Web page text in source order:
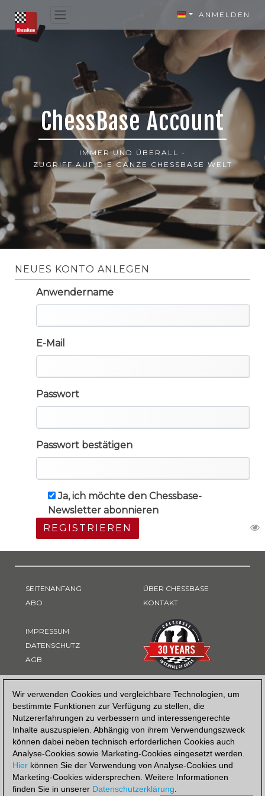
Wir verwenden Cookies und vergleichbare Technologien, um
bestimmte Funktionen zur Verfügung zu stellen, die
Nutzererfahrungen zu verbessern und interessengerechte
Inhalte auszuspielen. Abhängig von ihrem Verwendungszweck
können dabei neben technisch erforderlichen Cookies auch
Analyse-Cookies sowie Marketing-Cookies eingesetzt werden.
Hier können Sie der Verwendung von Analyse-Cookies und
Marketing-Cookies widersprechen. Weitere Informationen
finden Sie in unserer Datenschutzerklärung.
ANMELDEN
ChessBase Account
IMMER UND ÜBERALL -
ZUGRIFF AUF DIE GANZE CHESSBASE WELT
NEUES KONTO ANLEGEN
Anwendername
E-Mail
Passwort
Passwort bestätigen
Ja, ich möchte den Chessbase-
Newsletter abonnieren
REGISTRIEREN
SEITENANFANG
ABO
IMPRESSUM
DATENSCHUTZ
AGB
ÜBER CHESSBASE
KONTAKT
ZAHLUNGSART